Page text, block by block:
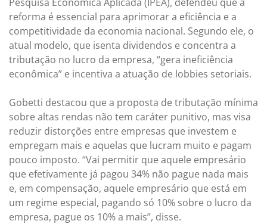
reforma é essencial para aprimorar a eficiência e a
competitividade da economia nacional. Segundo ele, o
atual modelo, que isenta dividendos e concentra a
tributação no lucro da empresa, “gera ineficiência
econômica” e incentiva a atuação de lobbies setoriais.
Gobetti destacou que a proposta de tributação mínima
sobre altas rendas não tem caráter punitivo, mas visa
reduzir distorções entre empresas que investem e
empregam mais e aquelas que lucram muito e pagam
pouco imposto. “Vai permitir que aquele empresário
que efetivamente já pagou 34% não pague nada mais
e, em compensação, aquele empresário que está em
um regime especial, pagando só 10% sobre o lucro da
empresa, pague os 10% a mais”, disse.